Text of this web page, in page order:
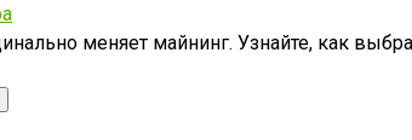
меняет майнинг. Узнайте, как